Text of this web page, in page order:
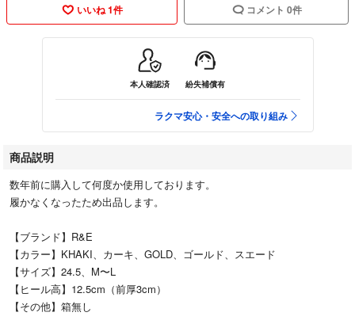
いいね 1件 コメント 0件
本人確認済 紛失補償有
ラクマ安心・安全への取り組み
商品説明
数年前に購入して何度か使用しております。
履かなくなったため出品します。
【ブランド】R&E
【カラー】KHAKI、カーキ、GOLD、ゴールド、スエード
【サイズ】24.5、M〜L
【ヒール高】12.5cm（前厚3cm）
【その他】箱無し